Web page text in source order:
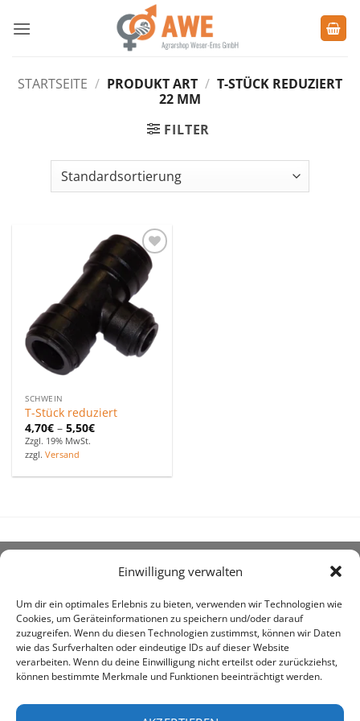
Einwilligung verwalten
Um dir ein optimales Erlebnis zu bieten, verwenden wir Technologien wie
Cookies, um Geräteinformationen zu speichern und/oder darauf
zuzugreifen. Wenn du diesen Technologien zustimmst, können wir Daten
wie das Surfverhalten oder eindeutige IDs auf dieser Website
verarbeiten. Wenn du deine Einwilligung nicht erteilst oder zurückziehst,
können bestimmte Merkmale und Funktionen beeinträchtigt werden.
Inhalt
STARTSEITE / PRODUKT ART / T-STÜCK REDUZIERT
22 MM
FILTER
Zu den
Favoriten
hinzufügen
SCHWEIN
T-Stück reduziert
4,70€ –5,50€
Zzgl. 19% MwSt.
zzgl.Versand
um den Kauf landwirtschaftlicher Bedarfsartikel geht.